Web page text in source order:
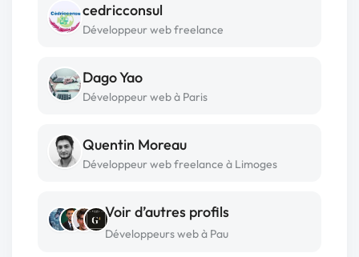
cedricconsul
Développeur web freelance
Dago Yao
Développeur web à Paris
Quentin Moreau
Développeur web freelance à Limoges
Voir d’autres profils
Développeurs web à Pau